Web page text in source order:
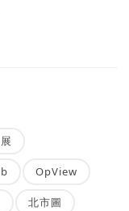
OpView
北市圖